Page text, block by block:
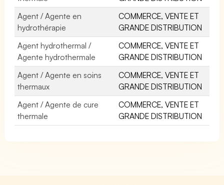
Agent / Agente en
hydrothérapie
COMMERCE, VENTE ET
GRANDE DISTRIBUTION
Agent hydrothermal /
Agente hydrothermale
COMMERCE, VENTE ET
GRANDE DISTRIBUTION
Agent / Agente en soins
thermaux
COMMERCE, VENTE ET
GRANDE DISTRIBUTION
Agent / Agente de cure
thermale
COMMERCE, VENTE ET
GRANDE DISTRIBUTION